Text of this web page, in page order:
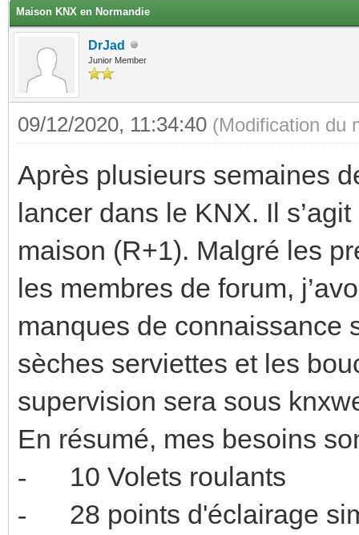
Maison KNX en Normandie
DrJad
Junior Member
09/12/2020, 11:34:40 (Modification du
Après plusieurs semaines
lancer dans le KNX. Il
maison (R+1). Malgré les
les membres de forum,
manques de connaissance
sèches serviettes et les
supervision sera sous
En résumé, mes besoins
- 10 Volets
- 28 points